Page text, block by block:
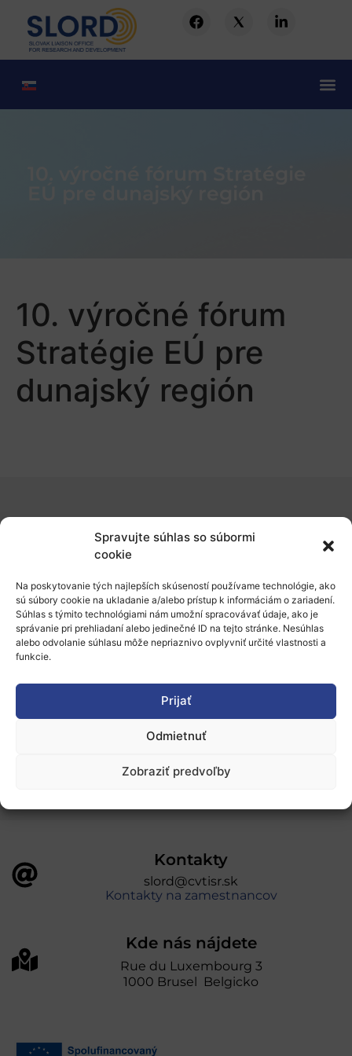
Spravujte súhlas so súbormi
cookie
Na poskytovanie tých najlepších skúseností používame technológie, ako
sú súbory cookie na ukladanie a/alebo prístup k informáciám o zariadení.
Súhlas s týmito technológiami nám umožní spracovávať údaje, ako je
správanie pri prehliadaní alebo jedinečné ID na tejto stránke. Nesúhlas
alebo odvolanie súhlasu môže nepriaznivo ovplyvniť určité vlastnosti a
funkcie.
Prijať
Odmietnuť
Zobraziť predvoľby
10. výročné fórum
Stratégie EÚ pre
dunajský región
Financovanie a podpora
Stáže a pobyty
Novinky
úniou v rámci Programu Slovensko. Portál
prevádzkuje Centrum vedecko-technických
Kontakty
slord@cvtisr.sk
Kontakty na zamestnancov
Kde nás nájdete
Rue du Luxembourg 3
1000 Brusel Belgicko